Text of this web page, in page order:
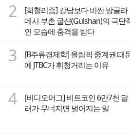
2
[희철리즘] 강남보다 비싼 방글라
데시 부촌 굴샨(Gulshan)의 극단
인 모습에 충격을 받다
3
[B주류경제학] 올림픽 중계권 때
에 JTBC가 휘청거리는 이유
4
[비디오머그] 비트코인 6만7천 달
러가 무너지면 벌어지는 일